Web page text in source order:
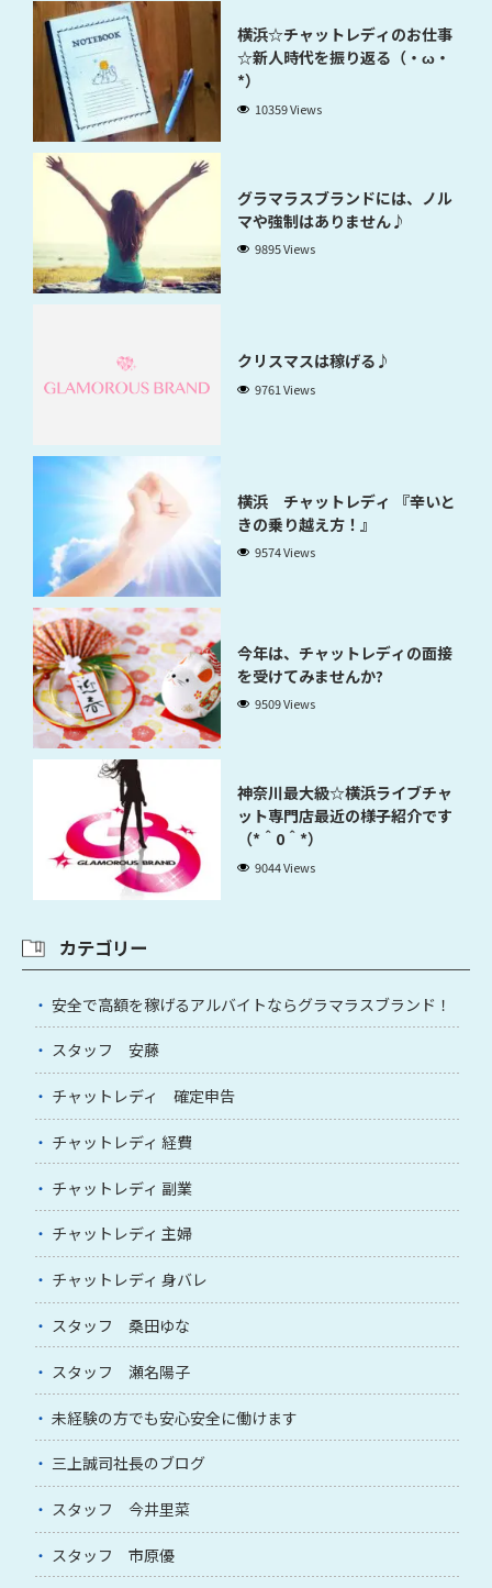
横浜☆チャットレディのお仕事
☆新人時代を振り返る（・ω・
*）
10359 Views
グラマラスブランドには、ノル
マや強制はありません♪
9895 Views
クリスマスは稼げる♪
9761 Views
横浜 チャットレディ 『辛いと
きの乗り越え方！』
9574 Views
今年は、チャットレディの面接
を受けてみませんか?
9509 Views
神奈川最大級☆横浜ライブチャ
ット専門店最近の様子紹介です
（*＾0＾*）
9044 Views
カテゴリー
安全で高額を稼げるアルバイトならグラマラスブランド！
スタッフ 安藤
チャットレディ 確定申告
チャットレディ 経費
チャットレディ 副業
チャットレディ 主婦
チャットレディ 身バレ
スタッフ 桑田ゆな
スタッフ 瀬名陽子
未経験の方でも安心安全に働けます
三上誠司社長のブログ
スタッフ 今井里菜
スタッフ 市原優